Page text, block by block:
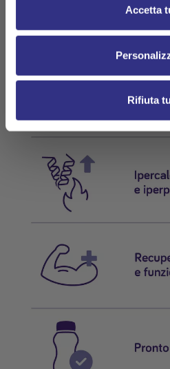
informazioni sono disponibili
nella
Accetta
Rifiuta